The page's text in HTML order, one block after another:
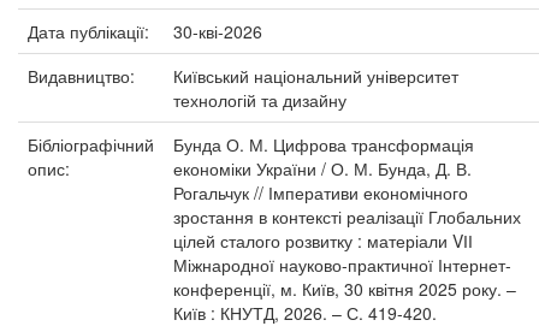
Дата публікації:
30-кві-2026
Видавництво:
Київський національний університет
технологій та дизайну
Бібліографічний
опис:
Бунда О. М. Цифрова трансформація
економіки України / О. М. Бунда, Д. В.
Рогальчук // Імперативи економічного
зростання в контексті реалізації Глобальних
цілей сталого розвитку : матеріали VІІ
Міжнародної науково-практичної Інтернет-
конференції, м. Київ, 30 квітня 2025 року. –
Київ : КНУТД, 2026. – С. 419-420.